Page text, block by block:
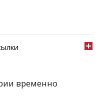
временно